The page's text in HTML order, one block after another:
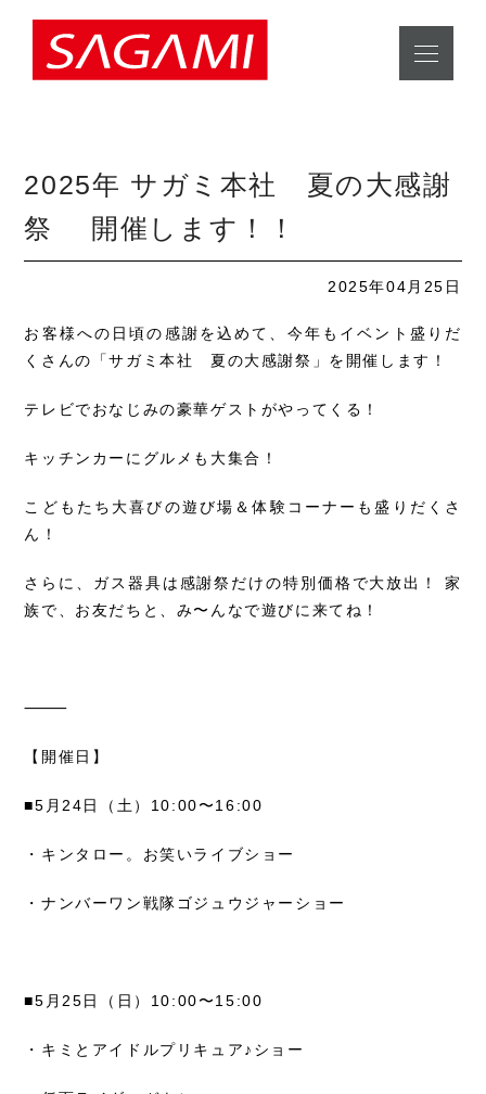
2025年 サガミ本社 夏の大感謝
祭 開催します！！
2025年04月25日
お客様への日頃の感謝を込めて、今年もイベント盛りだ
くさんの「サガミ本社 夏の大感謝祭」を開催します！
テレビでおなじみの豪華ゲストがやってくる！
キッチンカーにグルメも大集合！
こどもたち大喜びの遊び場＆体験コーナーも盛りだくさ
ん！
さらに、ガス器具は感謝祭だけの特別価格で大放出！ 家
族で、お友だちと、み〜んなで遊びに来てね！
⸻
【開催日】
■5月24日（土）10:00〜16:00
・キンタロー。お笑いライブショー
・ナンバーワン戦隊ゴジュウジャーショー
■5月25日（日）10:00〜15:00
・キミとアイドルプリキュア♪ショー